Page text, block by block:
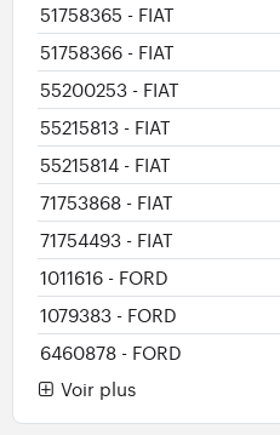
51758365 - FIAT
51758366 - FIAT
55200253 - FIAT
55215813 - FIAT
55215814 - FIAT
71753868 - FIAT
71754493 - FIAT
1011616 - FORD
1079383 - FORD
6460878 - FORD
Voir plus